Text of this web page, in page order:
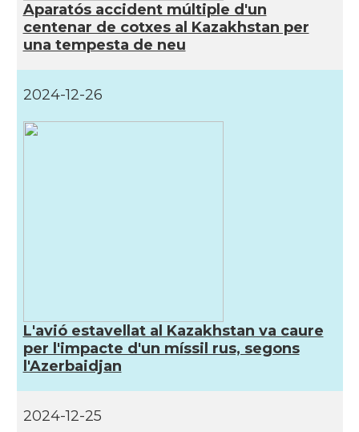
Aparatós accident múltiple d'un
centenar de cotxes al Kazakhstan per
una tempesta de neu
2024-12-26
L'avió estavellat al Kazakhstan va caure
per l'impacte d'un míssil rus, segons
l'Azerbaidjan
2024-12-25